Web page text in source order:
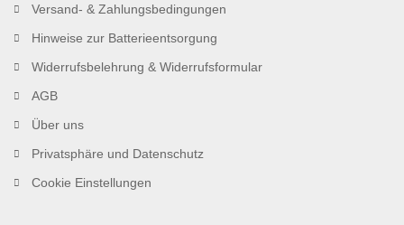
Versand- & Zahlungsbedingungen
Hinweise zur Batterieentsorgung
Widerrufsbelehrung & Widerrufsformular
AGB
Über uns
Privatsphäre und Datenschutz
Cookie Einstellungen